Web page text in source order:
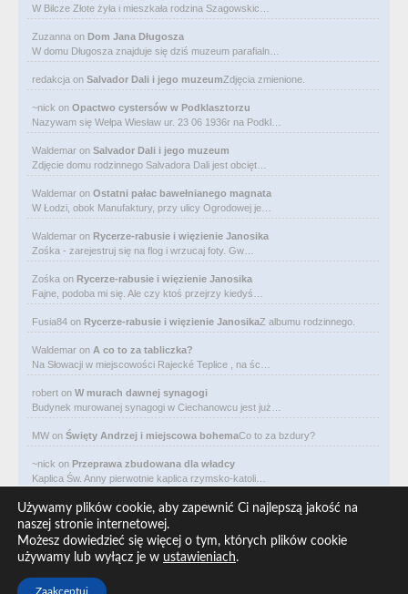
W Bilcze Złote żyła i mieszkała rodzina Szagowskic…
Zuzanna on Dom Jana Długosza
W domu Długosza znajduje się dziś muzeum parafialn…
redakcja on Salvador Dali i jego muzeumZdjęcia zmienione.
~nick on Opactwo cystersów w Podklasztorzu
Nazywam się Wełpa Wiesław ur. 23 06 1936r na Podkl…
Waldemar on Salvador Dali i jego muzeum
Zdjęcie domu rodzinnego Salvadora Dali jest obcięt…
Waldemar on Ostatni pałac bawełnianego magnata
W Łodzi, obok Manufaktury, przy ulicy Ogrodowej je…
Waldemar on Rycerze-rabusie i więzienie Janosika
Zośka - zarejestruj się na flog i wrzucaj foty. Gw…
Zośka on Rycerze-rabusie i więzienie Janosika
Fajne, podoba mi się. Ale czy ktoś przejrzy kiedyś…
Fusia84 on Rycerze-rabusie i więzienie JanosikaZ albumu rodzinnego.
Waldemar on A co to za tabliczka?
Na Słowacji w miejscowości Rajecké Teplice , na śc…
robert on W murach dawnej synagogi
Budynek murowanej synagogi w Ciechanowcu jest już…
MW on Święty Andrzej i miejscowa bohemaCo to za bzdury?
~nick on Przeprawa zbudowana dla władcy
Kaplica Św. Anny pierwotnie kaplica rzymsko-katoli…
Waldemar on Niewolniczy proceder królów Dahomeju
Zwracają uwagę lampy uliczne z bateriami słoneczny…
Waldemar on
Adam Asnyk. Poeta z mojego miasta
CIEKAWOSTKA że pod banderą Malty pływa statek m/v…
Używamy plików cookie, aby zapewnić Ci najlepszą jakość na
naszej stronie internetowej.
Możesz dowiedzieć się więcej o tym, których plików cookie
używamy lub wyłącz je w ustawieniach.
Zaakceptuj